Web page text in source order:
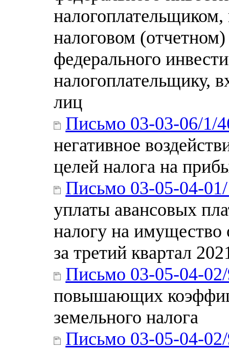
налоговом
федерального
налогоплательщику,
лиц
Письмо 03-03-06/1/
негативное
целей налога на
Письмо 03-05-04-
уплаты авансовых
налогу на имущество
за третий квартал
Письмо 03-05-04-
повышающих
земельного налога
Письмо 03-05-04-